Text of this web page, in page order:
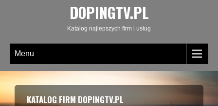
DOPINGTV.PL
Katalog najlepszych firm i usług
Menu
KATALOG FIRM DOPINGTV.PL